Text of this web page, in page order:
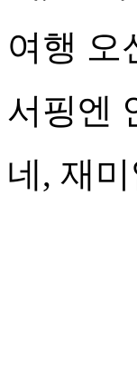
여행 오
서핑엔
네, 재